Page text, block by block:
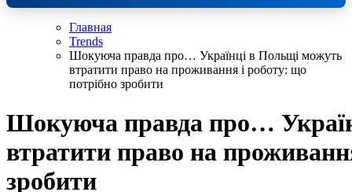
Главная
Trends
Шокуюча правда про… Українці в Польщі можуть
втратити право на проживання і роботу: що
потрібно зробити
Шокуюча правда про…
втратити право на
зробити